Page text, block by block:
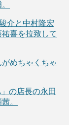
介と中村隆宏
喜を拉致して
めちゃくちゃ
の店長の永田
。